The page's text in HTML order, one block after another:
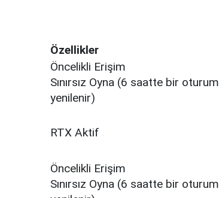
Özellikler
Öncelikli Erişim
Sınırsız Oyna (6 saatte bir oturum
yenilenir)
RTX Aktif
Öncelikli Erişim
Sınırsız Oyna (6 saatte bir oturum